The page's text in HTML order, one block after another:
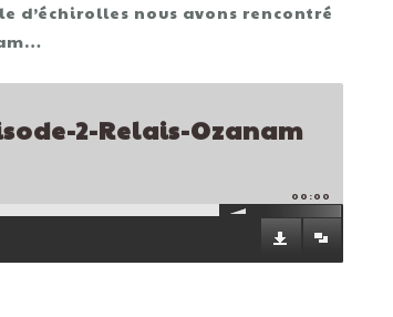
d’échirolles nous avons rencontré
2-Relais-Ozanam
00:00